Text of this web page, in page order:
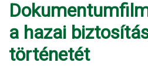
a hazai
történetét